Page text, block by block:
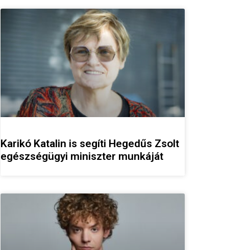
Karikó Katalin is segíti Hegedűs Zsolt
egészségügyi miniszter munkáját